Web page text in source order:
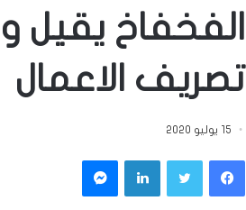
الفخفاخ يقيل
تصريف الاعمال
15 يوليو 2020
فيسبوكتويتر لينكدإن ماسنجر